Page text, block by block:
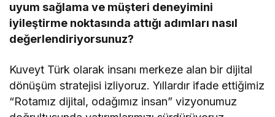
uyum sağlama ve müşteri deneyimini
iyileştirme noktasında attığı adımları nasıl
değerlendiriyorsunuz?
Kuveyt Türk olarak insanı merkeze alan bir dijital
dönüşüm stratejisi izliyoruz. Yıllardır ifade ettiğimiz
“Rotamız dijital, odağımız insan” vizyonumuz